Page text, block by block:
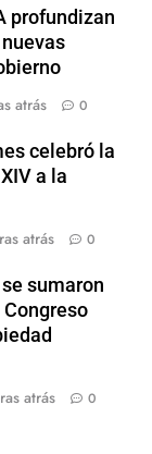
profundizan
atrás 0
celebró la
a la
atrás 0
sumaron
atrás 0